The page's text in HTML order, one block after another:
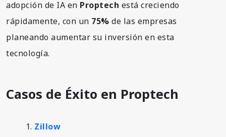
adopción de IA en Proptech está creciendo
rápidamente, con un 75% de las empresas
planeando aumentar su inversión en esta
tecnología.
Casos de Éxito en Proptech
Zillow